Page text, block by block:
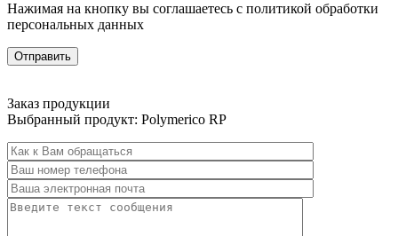
Нажимая на кнопку вы соглашаетесь с политикой обработки
персональных данных
Заказ продукции
Выбранный продукт: Polymerico RP